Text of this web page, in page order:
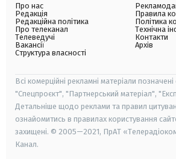
Про нас
Редакція
Редакційна політика
Про телеканал
Телеведучі
Вакансії
Структура власності
Правила
Політика
Технічна
Контакти
Архів
Всі комерційні рекламні матеріали
"Спецпроєкт", "Партнерський матеріал",
Детальніше щодо реклами та правил
ознайомитись в правилах користування
захищені. © 2005—2021, ПрАТ
Канал.